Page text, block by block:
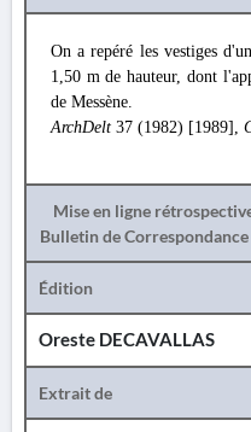
On a repéré les vestiges
1,50 m de hauteur, dont
de Messène.
ArchDelt 37 (1982) [1989],
Mise en ligne
Bulletin de
Édition
Oreste DECAVALLAS
Extrait de